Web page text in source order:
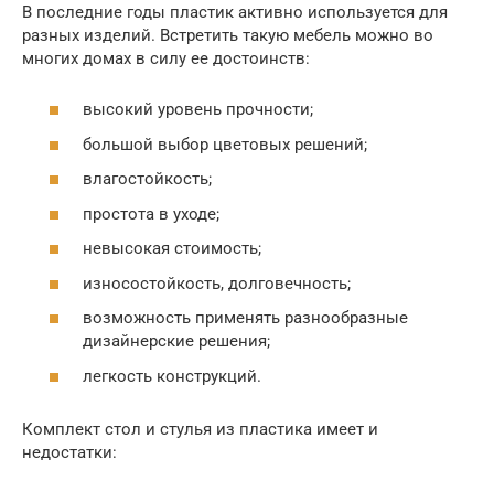
В последние годы пластик активно используется для
разных изделий. Встретить такую мебель можно во
многих домах в силу ее достоинств:
высокий уровень прочности;
большой выбор цветовых решений;
влагостойкость;
простота в уходе;
невысокая стоимость;
износостойкость, долговечность;
возможность применять разнообразные
дизайнерские решения;
легкость конструкций.
Комплект стол и стулья из пластика имеет и
недостатки: